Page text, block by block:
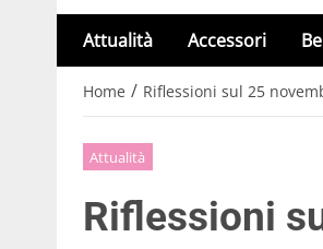
Attualità Accessori
Home / Riflessioni sul 25
Attualità
Riflessioni